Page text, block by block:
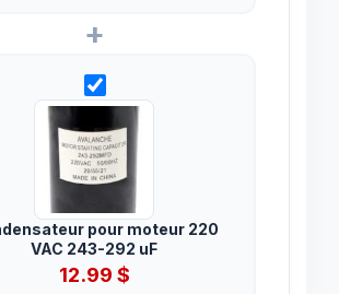
+
pour moteur 220
VAC 243-292 uF
12.99 $